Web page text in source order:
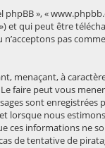
», «
et qui peut être
pas
menaçant, à
faire peut vous
sont
nous
ces informations ne
de tentative de